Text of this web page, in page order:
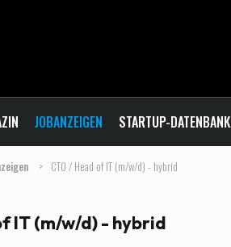
JOBANZEIGEN STARTUP-DATENBANK
> CTO / Head of IT (m/w/d) - hybrid
IT (m/w/d) - hybrid